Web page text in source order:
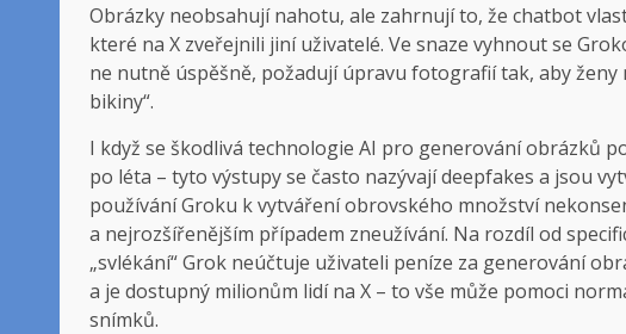
Obrázky neobsahují nahotu, ale zahrnují to, že chatbot
které na X zveřejnili jiní uživatelé. Ve snaze vyhnout se
ne nutně úspěšně, požadují úpravu fotografií tak, aby
bikiny“.
I když se škodlivá technologie AI pro generování obrázků
po léta – tyto výstupy se často nazývají deepfakes a jsou
používání Groku k vytváření obrovského množství
a nejrozšířenějším případem zneužívání. Na rozdíl od
„svlékání“ Grok neúčtuje uživateli peníze za generování
a je dostupný milionům lidí na X – to vše může pomoci
snímků.